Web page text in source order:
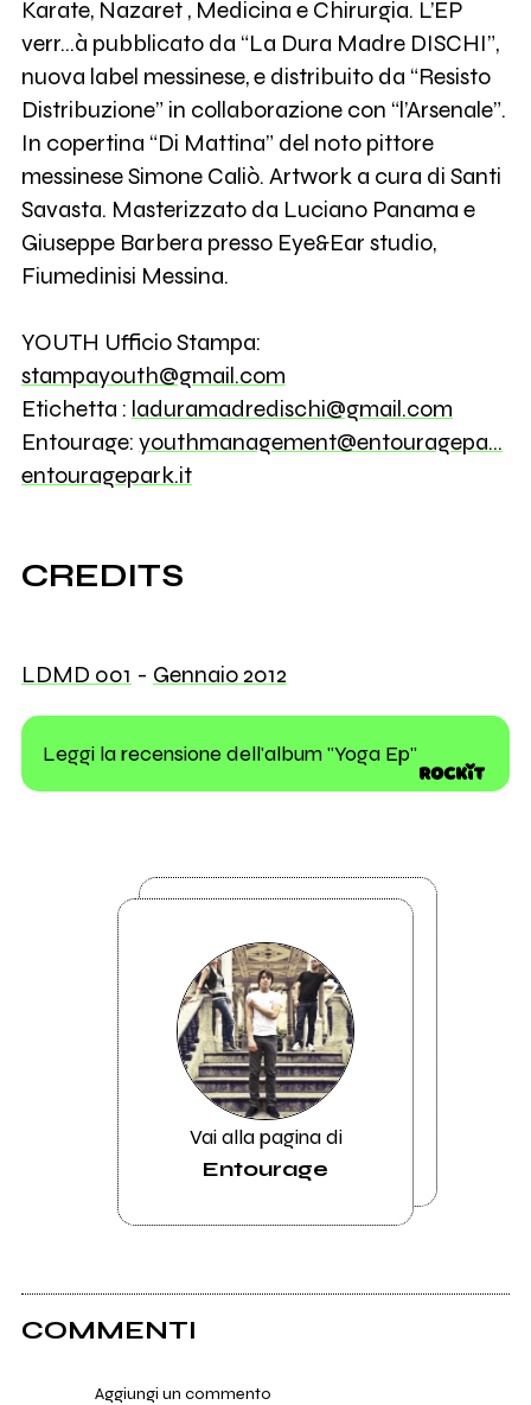
Karate, Nazaret , Medicina e Chirurgia. L’EP
verr...à pubblicato da “La Dura Madre DISCHI”,
nuova label messinese, e distribuito da “Resisto
Distribuzione” in collaborazione con “l’Arsenale”.
In copertina “Di Mattina” del noto pittore
messinese Simone Caliò. Artwork a cura di Santi
Savasta. Masterizzato da Luciano Panama e
Giuseppe Barbera presso Eye&Ear studio,
Fiumedinisi Messina.
YOUTH Ufficio Stampa:
stampayouth@gmail.com
Etichetta : laduramadredischi@gmail.com
Entourage: youthmanagement@entouragepa…
entouragepark.it
CREDITS
LDMD 001 - Gennaio 2012
Leggi la recensione dell'album "Yoga Ep"
Vai alla pagina di
Entourage
COMMENTI
Aggiungi un commento